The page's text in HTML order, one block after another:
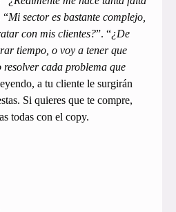
“Mi sector es bastante complejo,
con mis clientes?”. “¿De
tiempo, o voy a tener que
cada problema que
a tu cliente le surgirán
Si quieres que te compre,
todas con el copy.